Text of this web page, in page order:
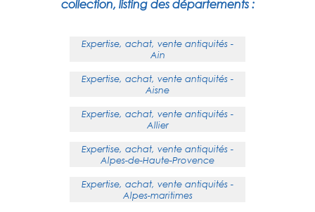
collection, listing des départements :
Expertise, achat, vente antiquités -
Ain
Expertise, achat, vente antiquités -
Aisne
Expertise, achat, vente antiquités -
Allier
Expertise, achat, vente antiquités -
Alpes-de-Haute-Provence
Expertise, achat, vente antiquités -
Alpes-maritimes